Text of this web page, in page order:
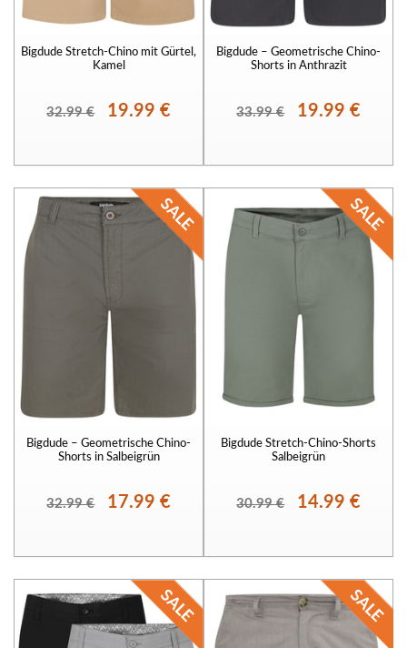
Bigdude Stretch-Chino mit Gürtel,
Kamel
32.99 € 19.99 €
Bigdude – Geometrische Chino-
Shorts in Anthrazit
33.99 € 19.99 €
Bigdude – Geometrische Chino-
Shorts in Salbeigrün
32.99 € 17.99 €
Bigdude Stretch-Chino-Shorts
Salbeigrün
30.99 € 14.99 €